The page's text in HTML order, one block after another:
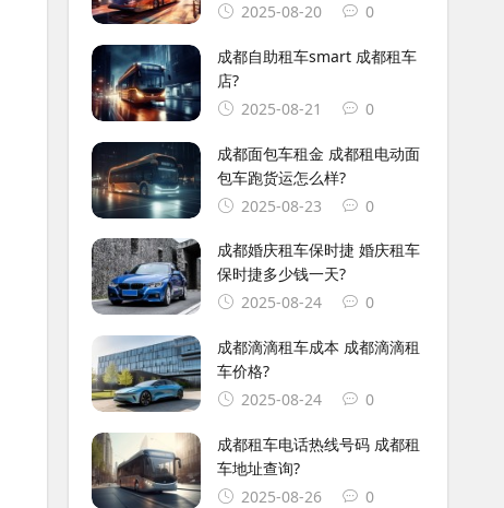
2025-08-20
0
成都自助租车smart 成都租车
店?
2025-08-21
0
成都面包车租金 成都租电动面
包车跑货运怎么样?
2025-08-23
0
成都婚庆租车保时捷 婚庆租车
保时捷多少钱一天?
2025-08-24
0
成都滴滴租车成本 成都滴滴租
车价格?
2025-08-24
0
成都租车电话热线号码 成都租
车地址查询?
2025-08-26
0